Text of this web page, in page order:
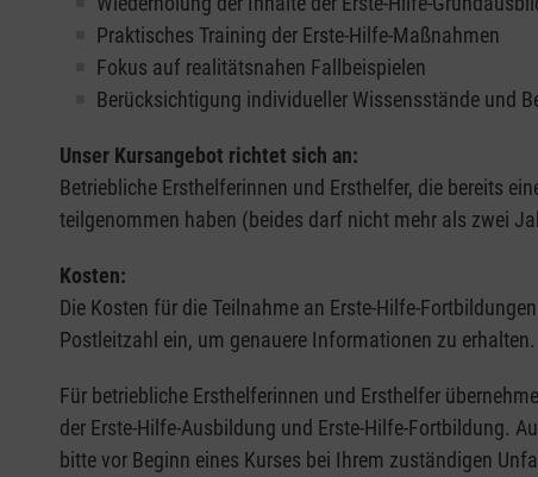
Praktisches Training der Erste-Hilfe-Maßnahmen
Fokus auf realitätsnahen Fallbeispielen
Berücksichtigung individueller Wissensstände und
Unser Kursangebot richtet sich an:
Betriebliche Ersthelferinnen und Ersthelfer, die bereits
teilgenommen haben (beides darf nicht mehr als zwei
Kosten:
Die Kosten für die Teilnahme an Erste-Hilfe-
Postleitzahl ein, um genauere Informationen zu erhalten.
Für betriebliche Ersthelferinnen und Ersthelfer
der Erste-Hilfe-Ausbildung und Erste-Hilfe-Fortbildung.
bitte vor Beginn eines Kurses bei Ihrem zuständigen